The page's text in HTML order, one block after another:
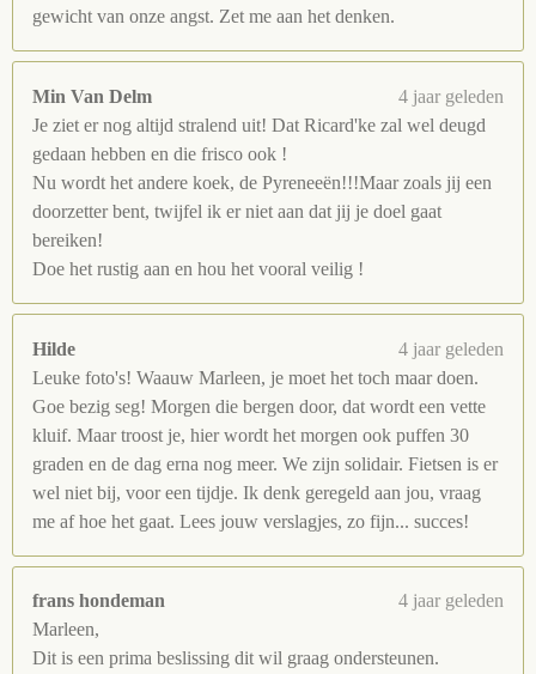
gewicht van onze angst. Zet me aan het denken.
Min Van Delm
4 jaar geleden
Je ziet er nog altijd stralend uit! Dat Ricard'ke zal wel deugd
gedaan hebben en die frisco ook !
Nu wordt het andere koek, de Pyreneeën!!!Maar zoals jij een
doorzetter bent, twijfel ik er niet aan dat jij je doel gaat
bereiken!
Doe het rustig aan en hou het vooral veilig !
Hilde
4 jaar geleden
Leuke foto's! Waauw Marleen, je moet het toch maar doen.
Goe bezig seg! Morgen die bergen door, dat wordt een vette
kluif. Maar troost je, hier wordt het morgen ook puffen 30
graden en de dag erna nog meer. We zijn solidair. Fietsen is er
wel niet bij, voor een tijdje. Ik denk geregeld aan jou, vraag
me af hoe het gaat. Lees jouw verslagjes, zo fijn... succes!
frans hondeman
4 jaar geleden
Marleen,
Dit is een prima beslissing dit wil graag ondersteunen.